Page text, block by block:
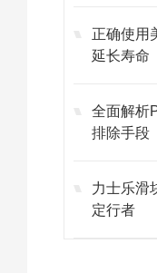
正确使用
延长寿命
全面解析
排除手段
力士乐滑
定行者